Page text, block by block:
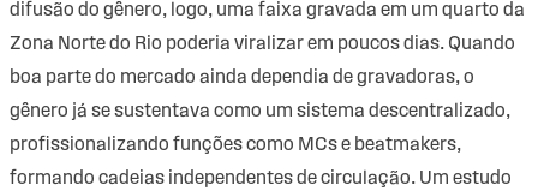
difusão do gênero, logo, uma faixa gravada em um quarto da
Zona Norte do Rio poderia viralizar em poucos dias. Quando
boa parte do mercado ainda dependia de gravadoras, o
gênero já se sustentava como um sistema descentralizado,
profissionalizando funções como MCs e beatmakers,
formando cadeias independentes de circulação. Um estudo